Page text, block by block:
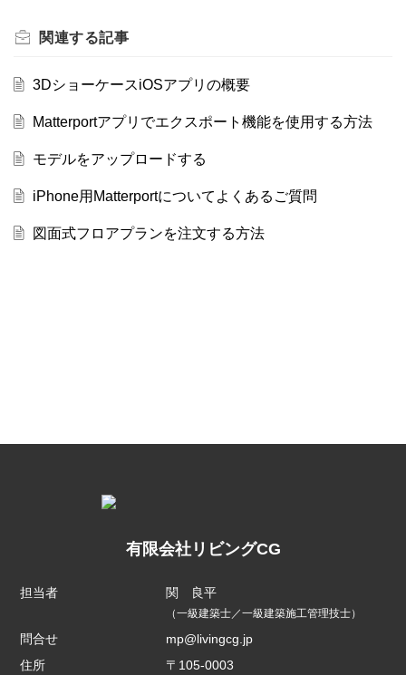
関連する記事
3DショーケースiOSアプリの概要
Matterportアプリでエクスポート機能を使用する方法
モデルをアップロードする
iPhone用Matterportについてよくあるご質問
図面式フロアプランを注文する方法
有限会社リビングCG
担当者 関 良平
（一級建築士／一級建築施工管理技士）
問合せ
mp@livingcg.jp
住所
〒105-0003